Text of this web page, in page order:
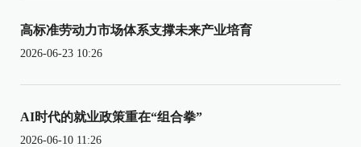
高标准劳动力市场体系支撑未来产业培育
2026-06-23 10:26
AI时代的就业政策重在“组合拳”
2026-06-10 11:26